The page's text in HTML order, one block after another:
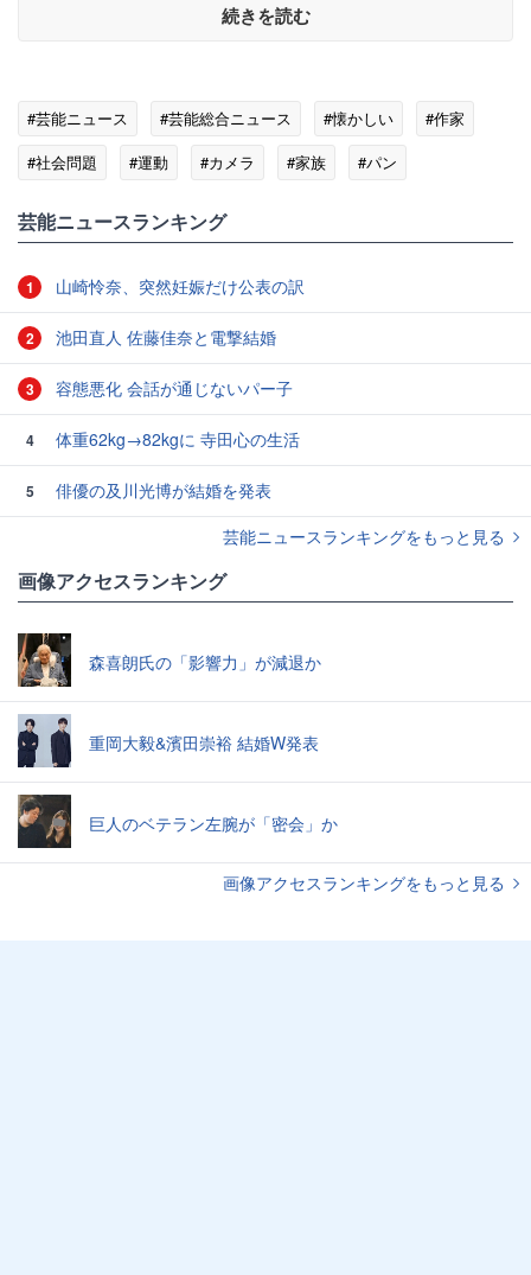
続きを読む
#芸能ニュース #芸能総合ニュース #懐かしい
#作家
#社会問題
#運動 #カメラ #家族
#パン
芸能ニュースランキング
1 山崎怜奈、突然妊娠だけ公表の訳
2 池田直人 佐藤佳奈と電撃結婚
3 容態悪化 会話が通じないパー子
4 体重62kg→82kgに 寺田心の生活
5
俳優の及川光博が結婚を発表
芸能ニュースランキングをもっと見る
画像アクセスランキング
森喜朗氏の「影響力」が減退か
重岡大毅&濱田崇裕 結婚W発表
巨人のベテラン左腕が「密会」か
画像アクセスランキングをもっと見る